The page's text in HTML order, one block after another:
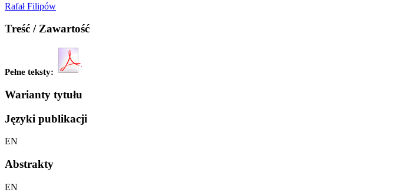
Rafał Filipów
Treść / Zawartość
Pełne teksty:
Warianty tytułu
Języki publikacji
EN
Abstrakty
EN